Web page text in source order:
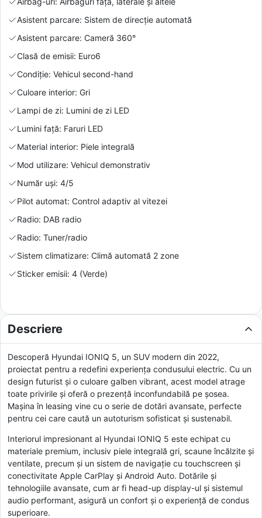
Asistent parcare: Sistem de direcție automată
Asistent parcare: Cameră 360°
Clasă de emisii: Euro6
Condiție: Vehicul second-hand
Culoare interior: Gri
Lampi de zi: Lumini de zi LED
Lumini față: Faruri LED
Material interior: Piele integrală
Mod utilizare: Vehicul demonstrativ
Număr uși: 4/5
Pilot automat: Control adaptiv al vitezei
Radio: DAB radio
Radio: Tuner/radio
Sistem climatizare: Climă automată 2 zone
Sticker emisii: 4 (Verde)
Descriere
Descoperă Hyundai IONIQ 5, un SUV modern din 2022,
proiectat pentru a redefini experiența condusului electric. Cu un
design futurist și o culoare galben vibrant, acest model atrage
toate privirile și oferă o prezență inconfundabilă pe șosea.
Mașina în leasing vine cu o serie de dotări avansate, perfecte
pentru cei care caută un autoturism sofisticat și sustenabil.
Interiorul impresionant al Hyundai IONIQ 5 este echipat cu
materiale premium, inclusiv piele integrală gri, scaune încălzite și
ventilate, precum și un sistem de navigație cu touchscreen și
conectivitate Apple CarPlay și Android Auto. Dotările și
tehnologiile avansate, cum ar fi head-up display-ul și sistemul
audio performant, asigură un confort și o experiență de condus
superioare.